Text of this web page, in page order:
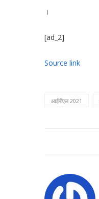
।
[ad_2]
Source link
आईपीएल 2021